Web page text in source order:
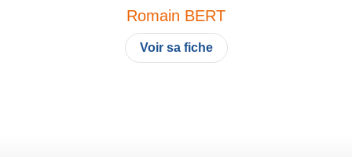
Romain BERT
Voir sa fiche